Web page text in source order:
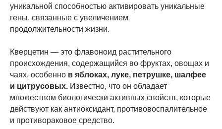
уникальной способностью активировать уникальные
гены, связанные с увеличением
продолжительности жизни.
Кверцетин — это флавоноид растительного
происхождения, содержащийся во фруктах, овощах и
чаях, особенно в яблоках, луке, петрушке, шалфее
и цитрусовых. Известно, что он обладает
множеством биологически активных свойств, которые
действуют как антиоксидант, противовоспалительное
и противораковое средство.